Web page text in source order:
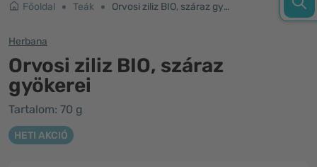
Főoldal Teák Orvosi ziliz BIO, száraz gyökerei
Herbana
Orvosi ziliz BIO, száraz
gyökerei
Tartalom: 70 g
HETI AKCIÓ